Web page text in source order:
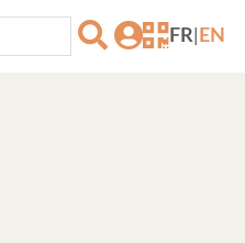
FR EN